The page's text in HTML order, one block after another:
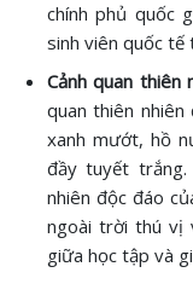
chính phủ quốc
sinh viên quốc tế
Cảnh quan thiên
quan thiên
xanh mướt, hồ
đầy tuyết
nhiên độc đáo
ngoài trời thú vị
giữa học tập và